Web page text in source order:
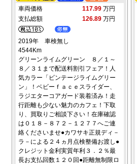
車両価格 117.99 万円
支払総額
126.89 万円
2019年 車検無し
4544Km
グリーンライムグリーン ８／１～
８／３１まで配送料割引フェア！人
気カラー「ビンテージライムグリー
ン」！ベビーｆａｃｅスライダー、
ラジエターコアガード装着済み！走
行距離も少ない魅力のカフェ！下取
り、買取りご相談下さい！在庫確認
は０１８－８７２－１２７７へご連
絡くださいませ●カワサキ正規ディ－
ラ－による２４ヵ月点検整備お渡し●
クレジット金利実質年利３．２％最
長お支払回数１２０回●距離無制限ロ